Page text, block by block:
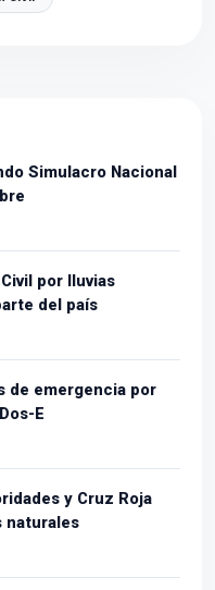
Simulacro Nacional
por lluvias
del país
de emergencia por
E
y Cruz Roja
naturales